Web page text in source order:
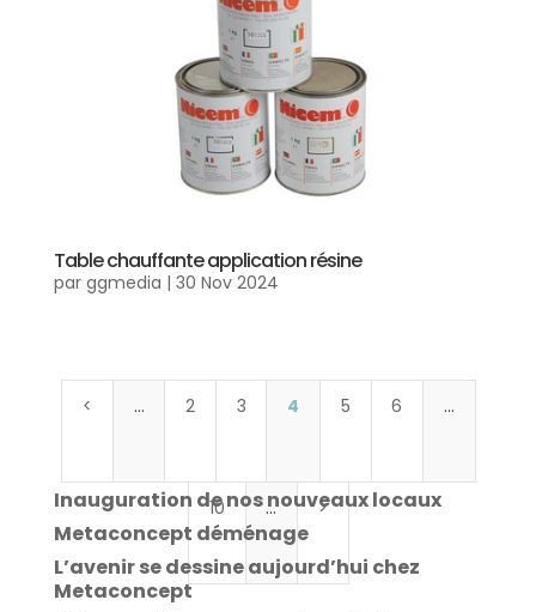
Table chauffante application résine
par ggmedia | 30 Nov 2024
< … 2 3 4 5 6 …
10 … >
Inauguration de nos nouveaux locaux
Metaconcept déménage
L’avenir se dessine aujourd’hui chez
Metaconcept